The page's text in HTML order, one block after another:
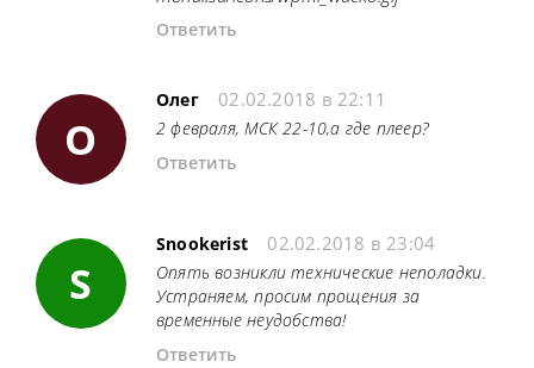
Ответить
О
Олег 02.02.2018 в 22:11
2 февраля, МСК 22-10,а где плеер?
Ответить
S
Snookerist 02.02.2018 в 23:04
Опять возникли технические неполадки.
Устраняем, просим прощения за
временные неудобства!
Ответить